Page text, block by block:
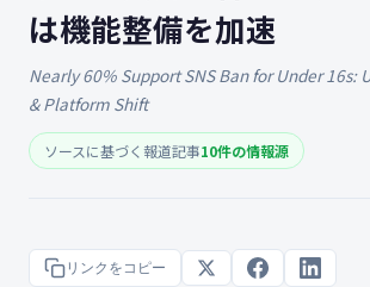
は機能整備を加速
Nearly 60% Support SNS Ban for Under 16s:
& Platform Shift
ソースに基づく報道記事10件の情報源
リンクをコピー